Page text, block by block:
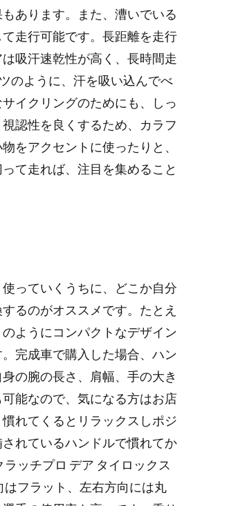
あります。また、漕いでいる
走行可能です。長距離を走行
吸汗速乾性が高く、長時間走
のように、汗を吸い込んでべ
イクリングのためにも、しっ
認性を良くするため、カラフ
をアクセントに使ったりと、
て走れば、注目を集めること
っていくうちに、どこか自分
るのがオススメです。たとえ
ようにコンパクトなデザイン
完成車で購入した場合、ハン
の腕の長さ、肩幅、手の大き
能なので、気になる方はお店
れてくるとリラックスしポジ
れているハンドルで慣れてか
ッチプロ デア タイロックス
フラット、左右方向には丸